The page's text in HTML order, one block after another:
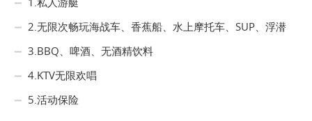
2.无限次畅玩海战车、香蕉船、水上摩托车、SUP、浮潜
3.BBQ、啤酒、无酒精饮料
4.KTV无限欢唱
5.活动保险